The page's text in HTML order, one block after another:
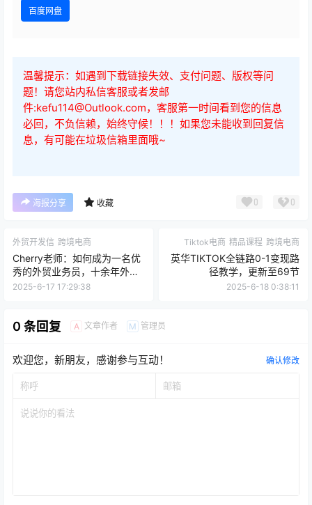
百度网盘
温馨提示：如遇到下载链接失效、支付问题、版权等问
题！请您站内私信客服或者发邮
件:kefu114@Outlook.com，客服第一时间看到您的信息
必回，不负信赖，始终守候！！！如果您未能收到回复信
息，有可能在垃圾信箱里面哦~
海报分享 收藏 0 0
外贸开发信 跨境电商
Cherry老师：如何成为一名优
秀的外贸业务员，十余年外贸
从0-1实战经验
2025-6-17 17:29:38
Tiktok电商 精品课程 跨境电商
英华TIKTOK全链路0-1变现路
径教学，更新至69节
2025-6-18 0:38:11
0 条回复 A 文章作者 M 管理员
欢迎您，新朋友，感谢参与互动！ 确认修改